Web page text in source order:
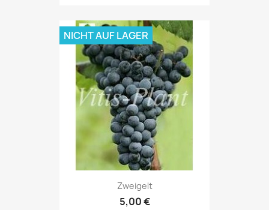
Zweigelt
5,00 €
NICHT AUF LAGER